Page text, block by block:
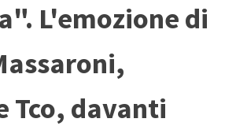
L'emozione di
Tco, davanti